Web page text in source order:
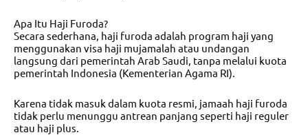
Apa Itu Haji Furoda?
Secara sederhana, haji furoda adalah program haji yang
menggunakan visa haji mujamalah atau undangan
langsung dari pemerintah Arab Saudi, tanpa melalui kuota
pemerintah Indonesia (Kementerian Agama RI).
Karena tidak masuk dalam kuota resmi, jamaah haji furoda
tidak perlu menunggu antrean panjang seperti haji reguler
atau haji plus.